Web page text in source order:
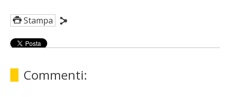
Stampa
Commenti: